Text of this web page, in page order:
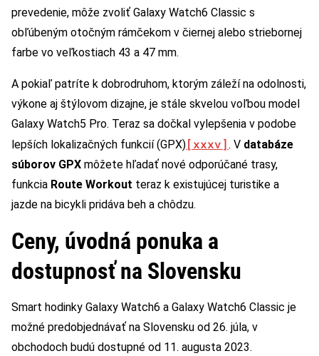
prevedenie, môže zvoliť Galaxy Watch6 Classic s
obľúbeným otočným rámčekom v čiernej alebo striebornej
farbe vo veľkostiach 43 a 47 mm.
A pokiaľ patríte k dobrodruhom, ktorým záleží na odolnosti,
výkone aj štýlovom dizajne, je stále skvelou voľbou model
Galaxy Watch5 Pro. Teraz sa dočkal vylepšenia v podobe
lepších lokalizačných funkcií (GPX)[xxxv] . V databáze
súborov GPX môžete hľadať nové odporúčané trasy,
funkcia Route Workout teraz k existujúcej turistike a
jazde na bicykli pridáva beh a chôdzu.
Ceny, úvodná ponuka a
dostupnosť na Slovensku
Smart hodinky Galaxy Watch6 a Galaxy Watch6 Classic je
možné predobjednávať na Slovensku od 26. júla, v
obchodoch budú dostupné od 11. augusta 2023.